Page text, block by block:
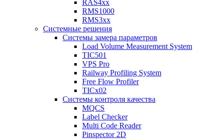
RAS4xx
RMS1000
RMS3xx
Системные решения
Системы замера параметров
Load Volume Measurement System
TIC501
VPS Pro
Railway Profiling System
Free Flow Profiler
TICx02
Системы контроля качества
MQCS
Label Checker
Multi Code Reader
Pinspector 2D